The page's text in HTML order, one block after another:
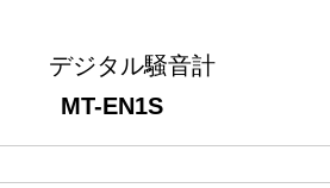
デジタル騒音計
MT-EN1S